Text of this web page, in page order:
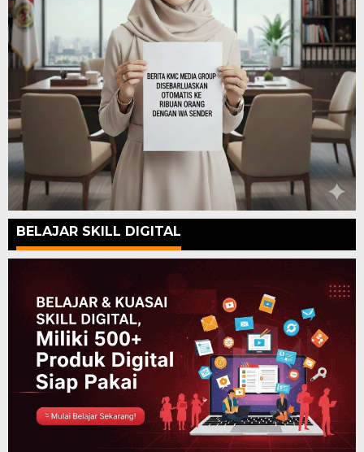
BELAJAR SKILL DIGITAL